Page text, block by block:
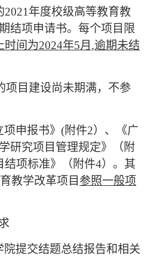
2021 年度校级高等教育教
结项申请书。每个项目限
时间为2024年5月 ,逾期未结
项目建设尚未期满，不参
申报书》 (附件2）、《广
研究项目管理规定》（附
结项标准》（附件4）。其
教学改革项目 参照一般项
院提交结题总结报告和相关